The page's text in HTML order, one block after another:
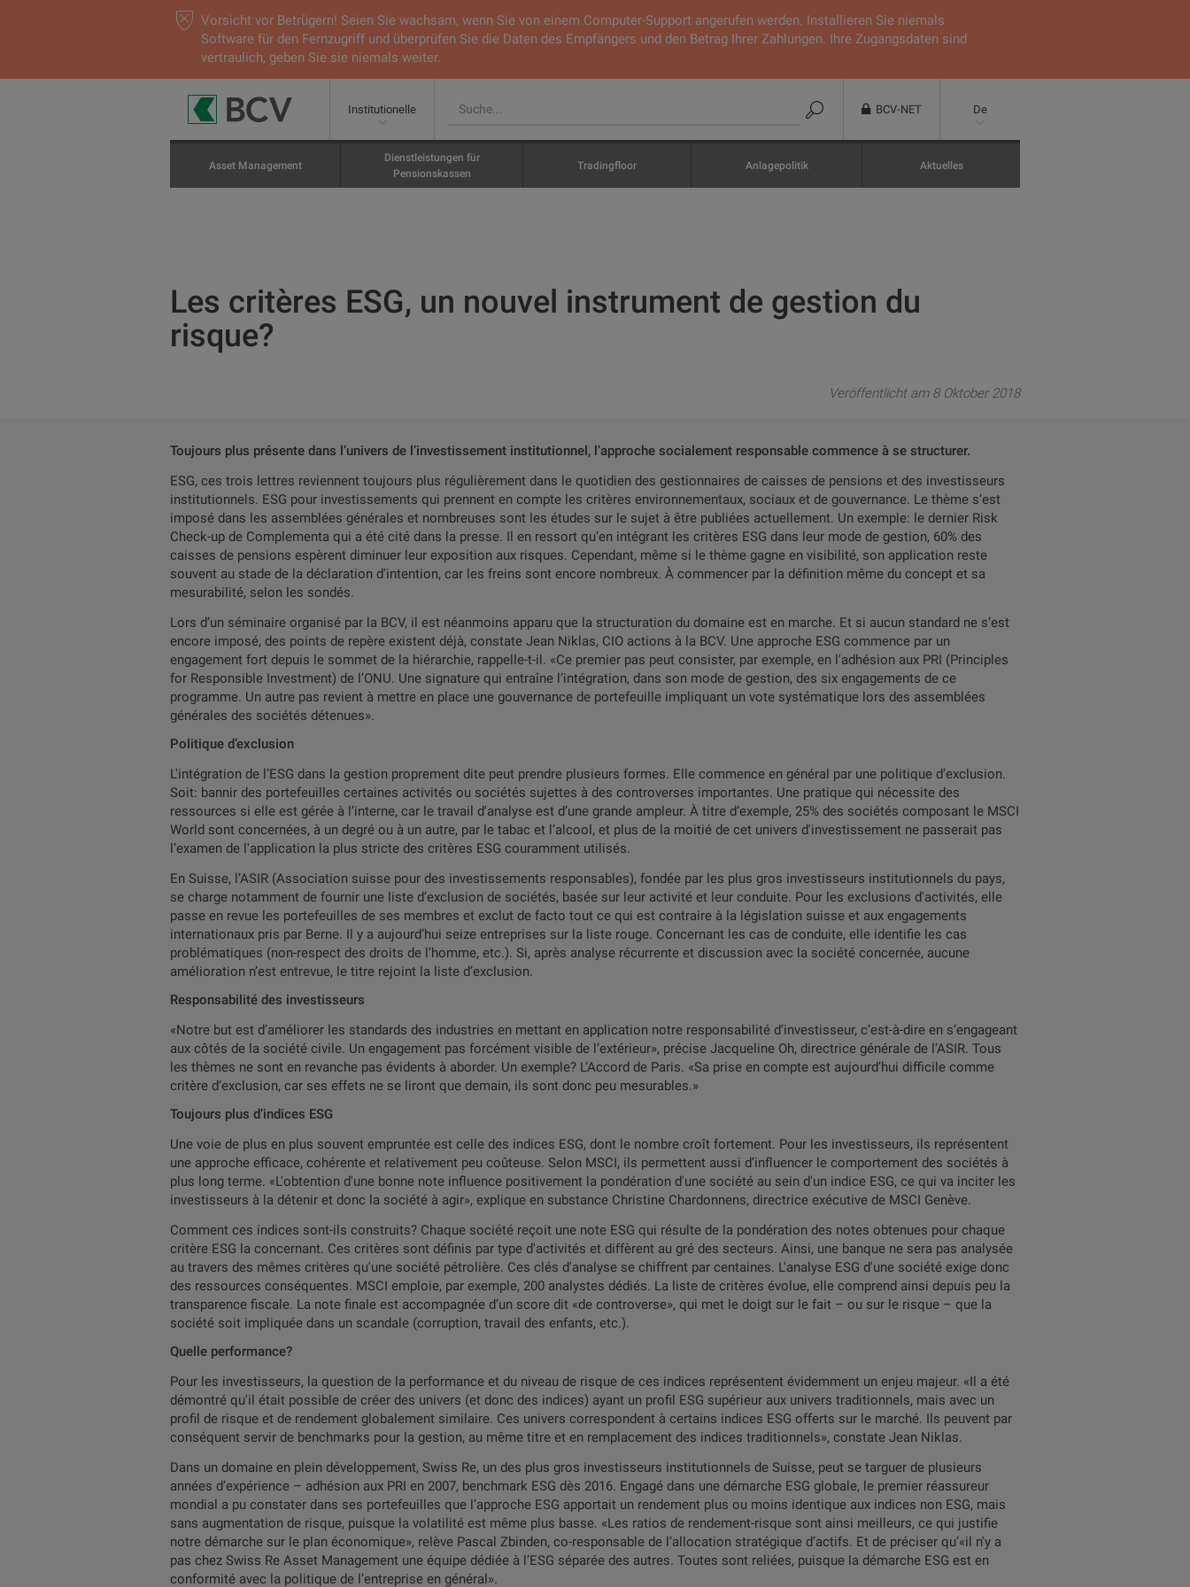
Vorsicht vor Betrügern! Seien Sie wachsam, wenn Sie von einem Computer-Support angerufen werden. Installieren Sie niemals
Software für den Fernzugriff und überprüfen Sie die Daten des Empfängers und den Betrag Ihrer Zahlungen. Ihre Zugangsdaten sind
vertraulich, geben Sie sie niemals weiter.
Institutionelle BCV-NET De
Asset Management
Dienstleistungen für
Pensionskassen
Tradingfloor Anlagepolitik Aktuelles
Les critères ESG, un nouvel instrument de gestion du
risque?
Veröffentlicht am 8 Oktober 2018
Toujours plus présente dans l’univers de l’investissement institutionnel, l’approche socialement responsable commence à se structurer.
ESG, ces trois lettres reviennent toujours plus régulièrement dans le quotidien des gestionnaires de caisses de pensions et des investisseurs
institutionnels. ESG pour investissements qui prennent en compte les critères environnementaux, sociaux et de gouvernance. Le thème s’est
imposé dans les assemblées générales et nombreuses sont les études sur le sujet à être publiées actuellement. Un exemple: le dernier Risk
Check-up de Complementa qui a été cité dans la presse. Il en ressort qu’en intégrant les critères ESG dans leur mode de gestion, 60% des
caisses de pensions espèrent diminuer leur exposition aux risques. Cependant, même si le thème gagne en visibilité, son application reste
souvent au stade de la déclaration d'intention, car les freins sont encore nombreux. À commencer par la définition même du concept et sa
mesurabilité, selon les sondés.
Lors d’un séminaire organisé par la BCV, il est néanmoins apparu que la structuration du domaine est en marche. Et si aucun standard ne s’est
encore imposé, des points de repère existent déjà, constate Jean Niklas, CIO actions à la BCV. Une approche ESG commence par un
engagement fort depuis le sommet de la hiérarchie, rappelle-t-il. «Ce premier pas peut consister, par exemple, en l'adhésion aux PRI (Principles
for Responsible Investment) de l’ONU. Une signature qui entraîne l’intégration, dans son mode de gestion, des six engagements de ce
programme. Un autre pas revient à mettre en place une gouvernance de portefeuille impliquant un vote systématique lors des assemblées
générales des sociétés détenues».
Politique d’exclusion
L'intégration de l’ESG dans la gestion proprement dite peut prendre plusieurs formes. Elle commence en général par une politique d’exclusion.
Soit: bannir des portefeuilles certaines activités ou sociétés sujettes à des controverses importantes. Une pratique qui nécessite des
ressources si elle est gérée à l’interne, car le travail d'analyse est d’une grande ampleur. À titre d’exemple, 25% des sociétés composant le MSCI
World sont concernées, à un degré ou à un autre, par le tabac et l’alcool, et plus de la moitié de cet univers d'investissement ne passerait pas
l’examen de l'application la plus stricte des critères ESG couramment utilisés.
En Suisse, l’ASIR (Association suisse pour des investissements responsables), fondée par les plus gros investisseurs institutionnels du pays,
se charge notamment de fournir une liste d’exclusion de sociétés, basée sur leur activité et leur conduite. Pour les exclusions d'activités, elle
passe en revue les portefeuilles de ses membres et exclut de facto tout ce qui est contraire à la législation suisse et aux engagements
internationaux pris par Berne. Il y a aujourd’hui seize entreprises sur la liste rouge. Concernant les cas de conduite, elle identifie les cas
problématiques (non-respect des droits de l’homme, etc.). Si, après analyse récurrente et discussion avec la société concernée, aucune
amélioration n’est entrevue, le titre rejoint la liste d’exclusion.
Responsabilité des investisseurs
«Notre but est d’améliorer les standards des industries en mettant en application notre responsabilité d’investisseur, c’est-à-dire en s’engageant
aux côtés de la société civile. Un engagement pas forcément visible de l’extérieur», précise Jacqueline Oh, directrice générale de l’ASIR. Tous
les thèmes ne sont en revanche pas évidents à aborder. Un exemple? L’Accord de Paris. «Sa prise en compte est aujourd’hui difficile comme
critère d’exclusion, car ses effets ne se liront que demain, ils sont donc peu mesurables.»
Toujours plus d’indices ESG
Une voie de plus en plus souvent empruntée est celle des indices ESG, dont le nombre croît fortement. Pour les investisseurs, ils représentent
une approche efficace, cohérente et relativement peu coûteuse. Selon MSCI, ils permettent aussi d’influencer le comportement des sociétés à
plus long terme. «L'obtention d'une bonne note influence positivement la pondération d'une société au sein d'un indice ESG, ce qui va inciter les
investisseurs à la détenir et donc la société à agir», explique en substance Christine Chardonnens, directrice exécutive de MSCI Genève.
Comment ces indices sont-ils construits? Chaque société reçoit une note ESG qui résulte de la pondération des notes obtenues pour chaque
critère ESG la concernant. Ces critères sont définis par type d'activités et diffèrent au gré des secteurs. Ainsi, une banque ne sera pas analysée
au travers des mêmes critères qu'une société pétrolière. Ces clés d'analyse se chiffrent par centaines. L'analyse ESG d'une société exige donc
des ressources conséquentes. MSCI emploie, par exemple, 200 analystes dédiés. La liste de critères évolue, elle comprend ainsi depuis peu la
transparence fiscale. La note finale est accompagnée d’un score dit «de controverse», qui met le doigt sur le fait – ou sur le risque – que la
société soit impliquée dans un scandale (corruption, travail des enfants, etc.).
Quelle performance?
Pour les investisseurs, la question de la performance et du niveau de risque de ces indices représentent évidemment un enjeu majeur. «Il a été
démontré qu'il était possible de créer des univers (et donc des indices) ayant un profil ESG supérieur aux univers traditionnels, mais avec un
profil de risque et de rendement globalement similaire. Ces univers correspondent à certains indices ESG offerts sur le marché. Ils peuvent par
conséquent servir de benchmarks pour la gestion, au même titre et en remplacement des indices traditionnels», constate Jean Niklas.
Dans un domaine en plein développement, Swiss Re, un des plus gros investisseurs institutionnels de Suisse, peut se targuer de plusieurs
années d’expérience – adhésion aux PRI en 2007, benchmark ESG dès 2016. Engagé dans une démarche ESG globale, le premier réassureur
mondial a pu constater dans ses portefeuilles que l’approche ESG apportait un rendement plus ou moins identique aux indices non ESG, mais
sans augmentation de risque, puisque la volatilité est même plus basse. «Les ratios de rendement-risque sont ainsi meilleurs, ce qui justifie
notre démarche sur le plan économique», relève Pascal Zbinden, co-responsable de l’allocation stratégique d’actifs. Et de préciser qu’«il n'y a
pas chez Swiss Re Asset Management une équipe dédiée à l’ESG séparée des autres. Toutes sont reliées, puisque la démarche ESG est en
conformité avec la politique de l’entreprise en général».